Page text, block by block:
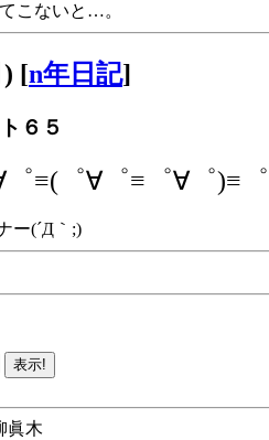
こないと…。
[n年日記]
６５
≡(゜∀゜≡゜∀゜)≡
ー(´Д｀;)
眞木